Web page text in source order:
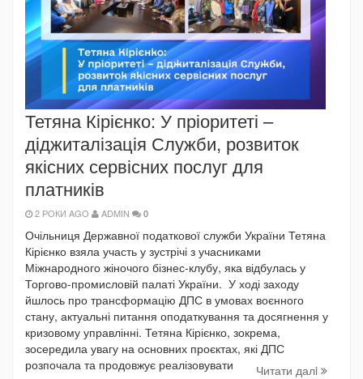
Тетяна Кірієнко: У пріоритеті –
діджиталізація Служби, розвиток
якісних сервісних послуг для
платників
2 РОКИ AGO ADMIN 0
Очільниця Державної податкової служби України Тетяна
Кірієнко взяла участь у зустрічі з учасниками
Міжнародного жіночого бізнес-клубу, яка відбулась у
Торгово-промисловій палаті України. У ході заходу
йшлось про трансформацію ДПС в умовах воєнного
стану, актуальні питання оподаткування та досягнення у
кризовому управлінні. Тетяна Кірієнко, зокрема,
зосередила увагу на основних проєктах, які ДПС
розпочала та продовжує реалізовувати
Читати далi